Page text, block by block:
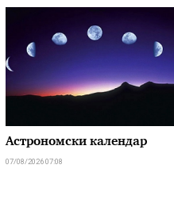
Астрономски календар
07/08/2026 07:08